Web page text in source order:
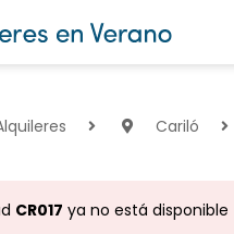
Cariló
CR017 ya no está disponible